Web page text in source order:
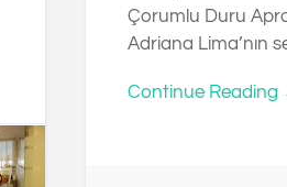
Çorumlu Duru
Adriana Lima’nın
Continue Reading